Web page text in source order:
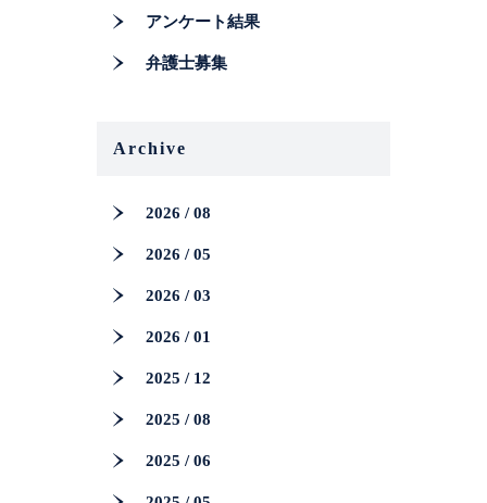
アンケート結果
弁護士募集
Archive
2026 / 08
2026 / 05
2026 / 03
2026 / 01
2025 / 12
2025 / 08
2025 / 06